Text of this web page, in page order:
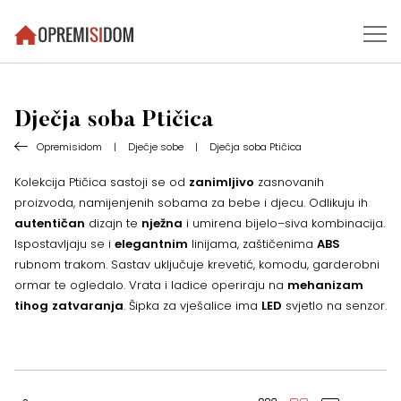
Dječja soba Ptičica
Opremisidom | Dječje sobe | Dječja soba Ptičica
Kolekcija Ptičica sastoji se od zanimljivo zasnovanih
proizvoda, namijenjenih sobama za bebe i djecu. Odlikuju ih
autentičan dizajn te nježna i umirena bijelo–siva kombinacija.
Ispostavljaju se i elegantnim linijama, zaštičenima ABS
rubnom trakom. Sastav uključuje krevetić, komodu, garderobni
ormar te ogledalo. Vrata i ladice operiraju na mehanizam
tihog zatvaranja. Šipka za vješalice ima LED svjetlo na senzor.